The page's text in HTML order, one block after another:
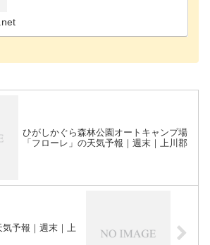
ひがしかぐら森林公園オートキャンプ場
「フローレ」の天気予報｜週末｜上川郡
予報｜週末｜上